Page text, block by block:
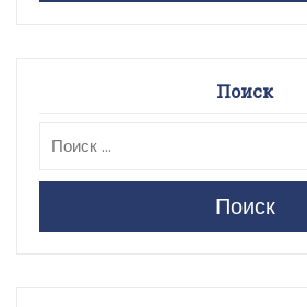
Поиск
Поиск